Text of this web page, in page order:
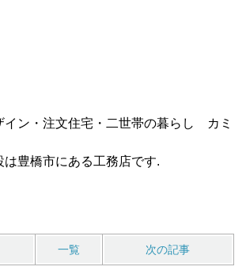
ン・注文住宅・二世帯の暮らし カミ
豊橋市にある工務店です.
一覧 次の記事